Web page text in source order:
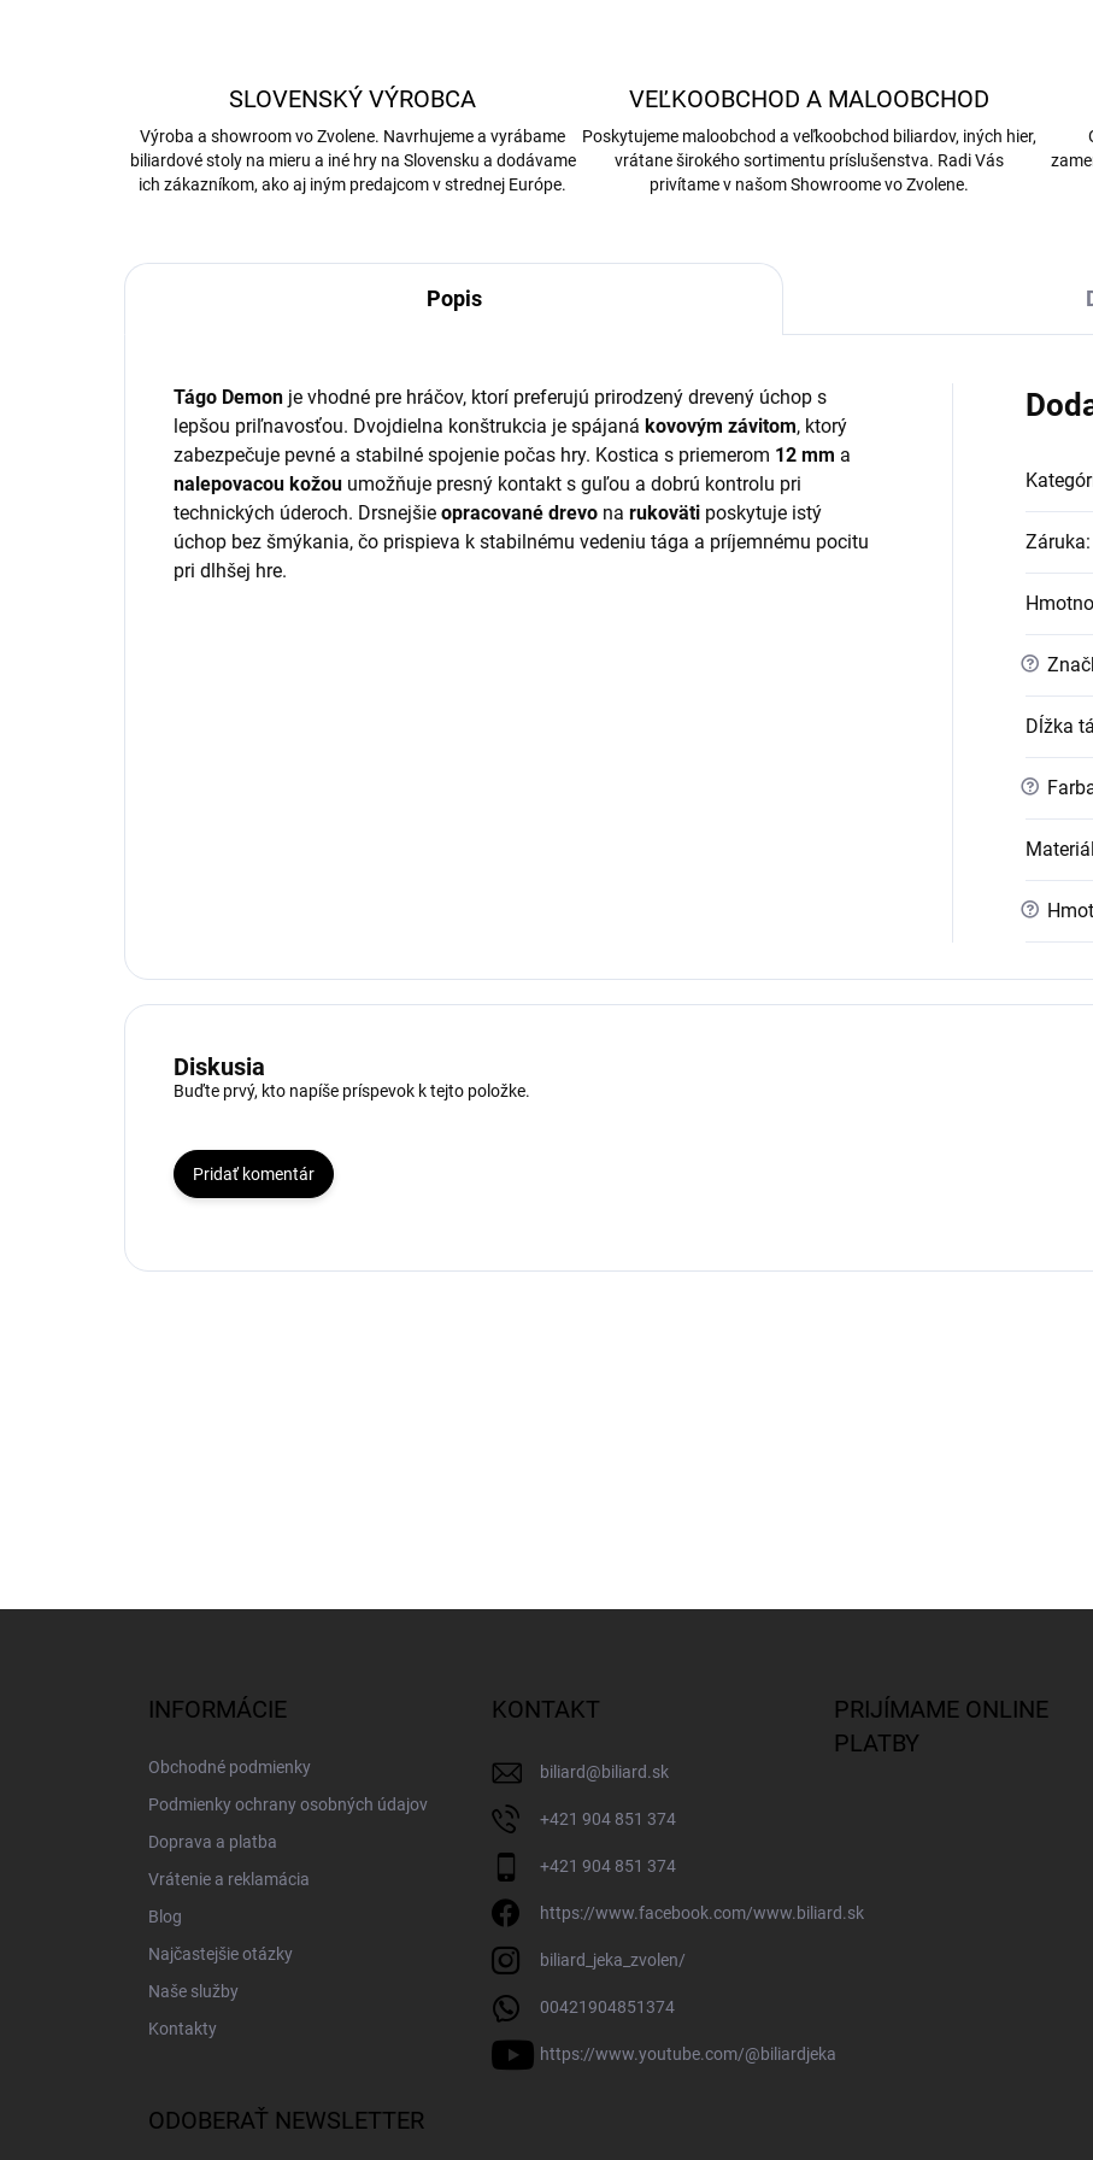
SLOVENSKÝ VÝROBCA
Výroba a showroom vo Zvolene. Navrhujeme a vyrábame
biliardové stoly na mieru a iné hry na Slovensku a dodávame
ich zákazníkom, ako aj iným predajcom v strednej Európe.
VEĽKOOBCHOD A MALOOBCHOD
Poskytujeme maloobchod a veľkoobchod biliardov, iných hier,
vrátane širokého sortimentu príslušenstva. Radi Vás
privítame v našom Showroome vo Zvolene.
Popis
Tágo Demon je vhodné pre hráčov, ktorí preferujú prirodzený drevený úchop s
lepšou priľnavosťou. Dvojdielna konštrukcia je spájaná kovovým závitom, ktorý
zabezpečuje pevné a stabilné spojenie počas hry. Kostica s priemerom 12 mm a
nalepovacou kožou umožňuje presný kontakt s guľou a dobrú kontrolu pri
technických úderoch. Drsnejšie opracované drevo na rukoväti poskytuje istý
úchop bez šmýkania, čo prispieva k stabilnému vedeniu tága a príjemnému pocitu
pri dlhšej hre.
Záruka:
?
Dĺžka
?
Materiál
?
Diskusia
Buďte prvý, kto napíše príspevok k tejto položke.
Pridať komentár
INFORMÁCIE
Obchodné podmienky
Podmienky ochrany osobných údajov
Doprava a platba
Vrátenie a reklamácia
Blog
Najčastejšie otázky
Naše služby
Kontakty
KONTAKT
biliard@biliard.sk
+421 904 851 374
+421 904 851 374
https://www.facebook.com/www.biliard.sk
biliard_jeka_zvolen/
00421904851374
https://www.youtube.com/@biliardjeka
PRIJÍMAME ONLINE
PLATBY
ODOBERAŤ NEWSLETTER